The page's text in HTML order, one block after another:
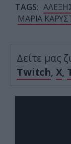
TAGS:
ΜΑΡΙΑ
Δείτε μας
Twitch, X,